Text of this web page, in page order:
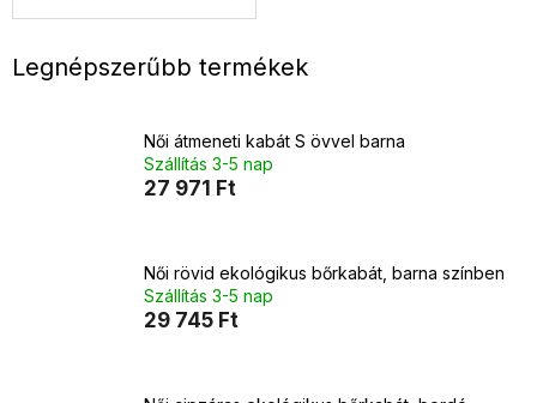
Legnépszerűbb termékek
Női átmeneti kabát S övvel barna
Szállítás 3-5 nap
27 971 Ft
Női rövid ekológikus bőrkabát, barna színben
Szállítás 3-5 nap
29 745 Ft